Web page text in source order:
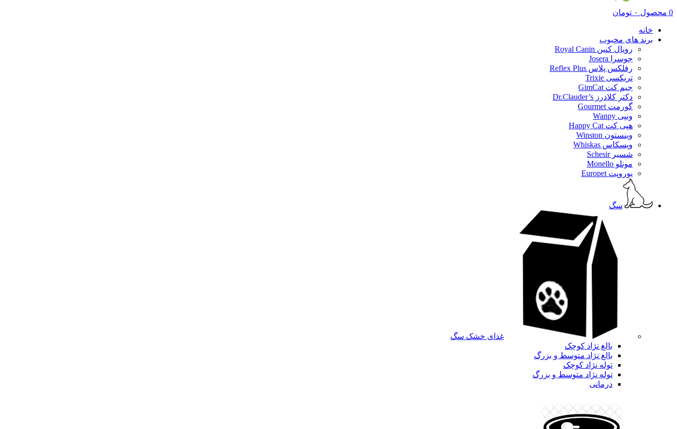
0 محصول ۰ تومان
خانه
برند های محبوب
رویال کنین Royal Canin
جوسرا Josera
رفلکس پلاس Reflex Plus
تریکسی Trixie
جیم کت GimCat
دکتر کلادرز Dr.Clauder’s
گورمت Gourmet
ونپی Wanpy
هپی کت Happy Cat
وینستون Winston
ویسکاس Whiskas
شسیر Schesir
مونلو Monello
یوروپت Europet
سگ
غذای خشک سگ
بالغ نژاد کوچک
بالغ نژاد متوسط و بزرگ
توله نژاد کوچک
توله نژاد متوسط و بزرگ
درمانی